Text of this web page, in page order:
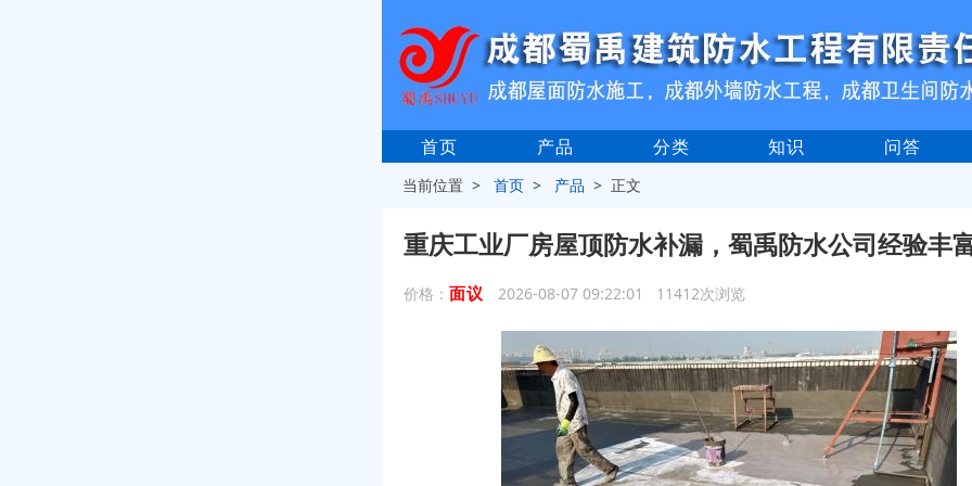
首页 产品 分类 知识 问答
当前位置 >首页 > 产品 > 正文
重庆工业厂房屋顶防水补漏，蜀禹防水公司经验丰
价格： 面议 2026-08-07 09:22:01 11412次浏览